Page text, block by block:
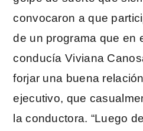
convocaron a que
de un programa que en
conducía Viviana
forjar una buena
ejecutivo, que
la conductora. “Luego